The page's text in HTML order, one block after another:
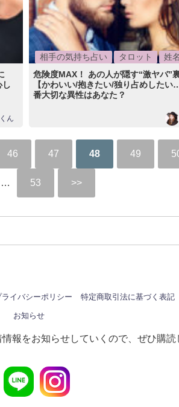
し
ん
相手の気持ち占い タロット
姓
危険度MAX！ あの人が隠す“激ヤバ”
【かわいい/抱きたい/独り占めした
番大切な異性はあなた？
46 47 48 49
… 53
ライバシーポリシー 特定商取引法に基づく表記
お知らせ
報をお知らせしていくので、ぜひ購読